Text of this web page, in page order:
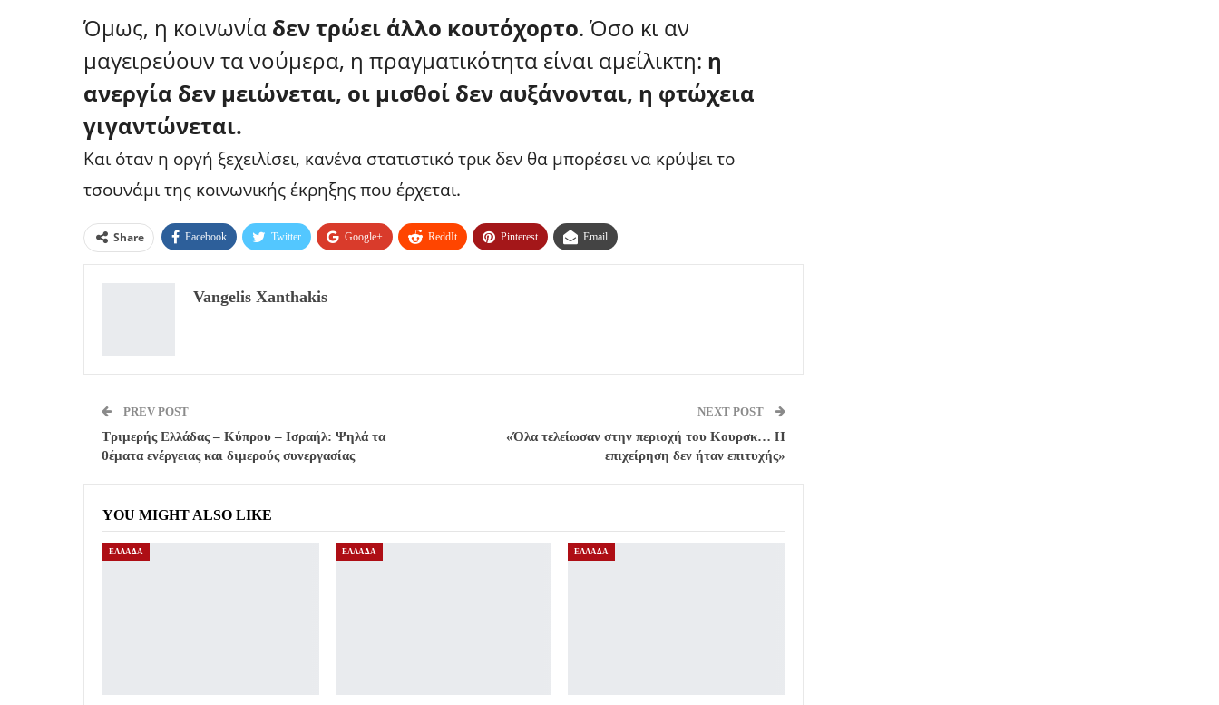
Όμως, η κοινωνία δεν τρώει άλλο κουτόχορτο. Όσο κι αν
μαγειρεύουν τα νούμερα, η πραγματικότητα είναι αμείλικτη: η
ανεργία δεν μειώνεται, οι μισθοί δεν αυξάνονται, η φτώχεια
γιγαντώνεται.
Και όταν η οργή ξεχειλίσει, κανένα στατιστικό τρικ δεν θα μπορέσει να κρύψει το
τσουνάμι της κοινωνικής έκρηξης που έρχεται.
Share Facebook Twitter Google+ ReddIt Pinterest Email
Vangelis Xanthakis
PREV POST
Τριμερής Ελλάδας – Κύπρου – Ισραήλ: Ψηλά τα
θέματα ενέργειας και διμερούς συνεργασίας
NEXT POST
«Όλα τελείωσαν στην περιοχή του Κουρσκ… Η
επιχείρηση δεν ήταν επιτυχής»
YOU MIGHT ALSO LIKE
ΕΛΛΑΔΑ ΕΛΛΑΔΑ ΕΛΛΑΔΑ